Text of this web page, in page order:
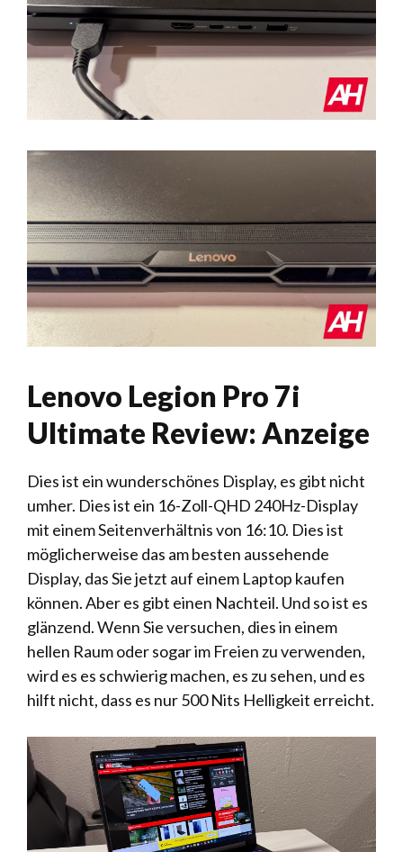
Lenovo Legion Pro 7i
Ultimate Review: Anzeige
Dies ist ein wunderschönes Display, es gibt nicht
umher. Dies ist ein 16-Zoll-QHD 240Hz-Display
mit einem Seitenverhältnis von 16:10. Dies ist
möglicherweise das am besten aussehende
Display, das Sie jetzt auf einem Laptop kaufen
können. Aber es gibt einen Nachteil. Und so ist es
glänzend. Wenn Sie versuchen, dies in einem
hellen Raum oder sogar im Freien zu verwenden,
wird es es schwierig machen, es zu sehen, und es
hilft nicht, dass es nur 500 Nits Helligkeit erreicht.